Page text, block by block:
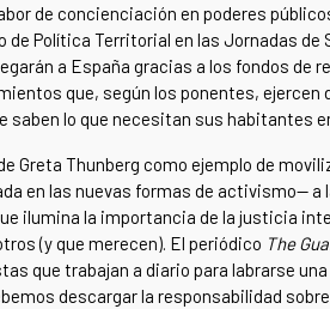
de concienciación en poderes
Política Territorial en las Jornadas de
a España gracias a los fondos de
que, según los ponentes, ejercen
lo que necesitan sus habitantes
Greta Thunberg como ejemplo de
en las nuevas formas de activismo— a
ilumina la importancia de la justicia
(y que merecen). El periódico The
que trabajan a diario para labrarse
descargar la responsabilidad